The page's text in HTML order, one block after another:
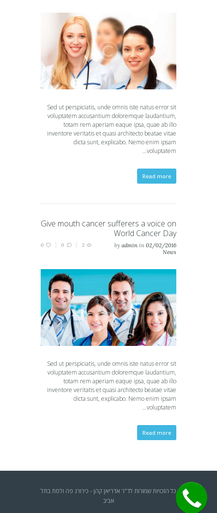
Sed ut perspiciatis, unde omnis iste natus error sit
voluptatem accusantium doloremque laudantium,
totam rem aperiam eaque ipsa, quae ab illo
inventore veritatis et quasi architecto beatae vitae
dicta sunt, explicabo. Nemo enim ipsam
voluptatem...
Read more
Give mouth cancer sufferers a voice on
World Cancer Day
02/02/2016
by admin in
News
2
0
0
Sed ut perspiciatis, unde omnis iste natus error sit
voluptatem accusantium doloremque laudantium,
totam rem aperiam eaque ipsa, quae ab illo
inventore veritatis et quasi architecto beatae vitae
dicta sunt, explicabo. Nemo enim ipsam
voluptatem...
Read more
כל הזכויות שמורות לד"ר אדריאן קהן - כירורג פה ולסת בתל
אביב